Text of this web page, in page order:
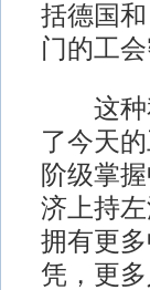
括德国
门的工
这种私
了今天
阶级掌
济上持
拥有更
凭，更